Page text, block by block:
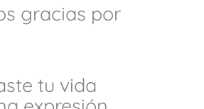
gracias por
tu vida